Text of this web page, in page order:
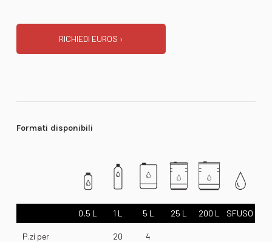
RICHIEDI EUROS ›
Formati disponibili
0,5 L 1 L 5 L 25 L 200 L SFUSO
P.zi per
20 4